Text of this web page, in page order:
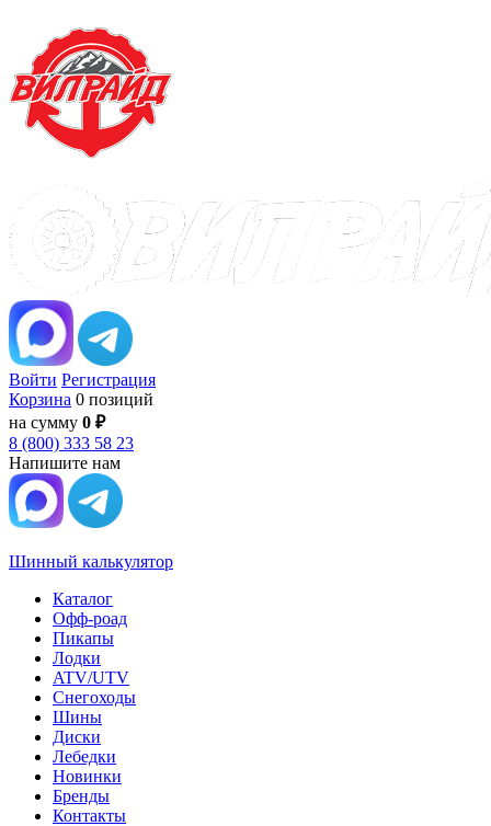
Войти Регистрация
Корзина 0 позиций
на сумму 0 ₽
8 (800) 333 58 23
Напишите нам
Шинный калькулятор
Каталог
Офф-роад
Пикапы
Лодки
ATV/UTV
Снегоходы
Шины
Диски
Лебедки
Новинки
Бренды
Контакты